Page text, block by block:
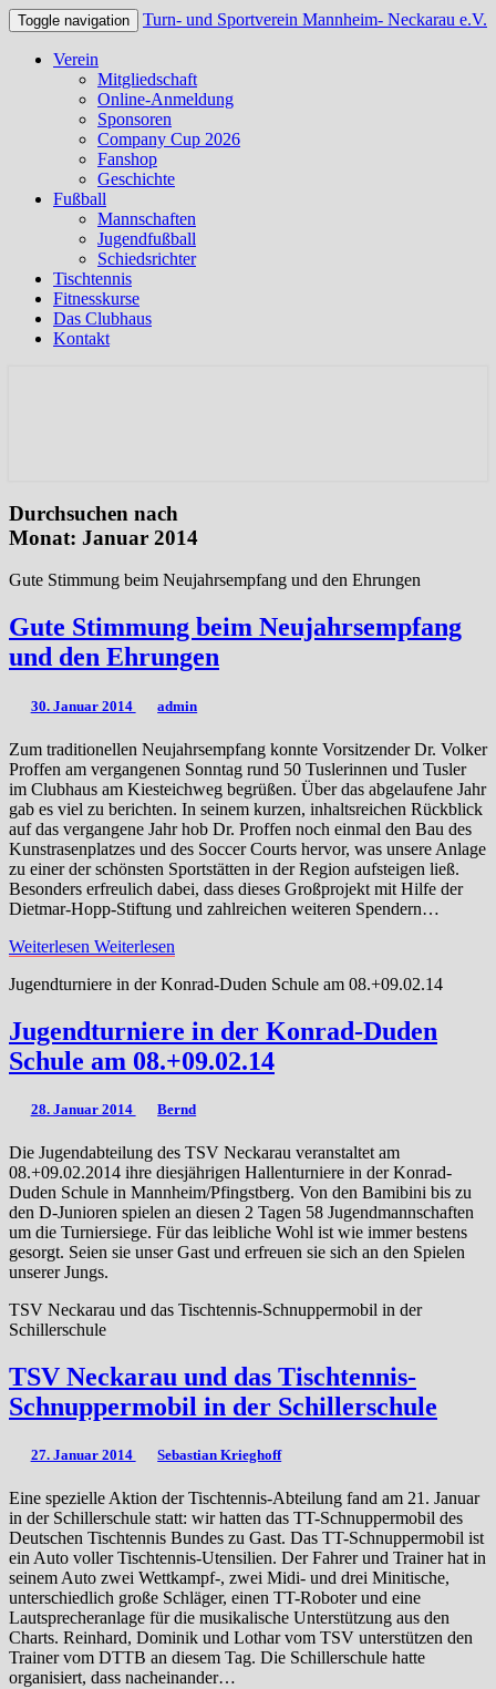
Toggle navigation Turn- und Sportverein Mannheim- Neckarau e.V.
Verein
Mitgliedschaft
Online-Anmeldung
Sponsoren
Company Cup 2026
Fanshop
Geschichte
Fußball
Mannschaften
Jugendfußball
Schiedsrichter
Tischtennis
Fitnesskurse
Das Clubhaus
Kontakt
Durchsuchen nach
Monat: Januar 2014
Gute Stimmung beim Neujahrsempfang und den Ehrungen
Gute Stimmung beim Neujahrsempfang
und den Ehrungen
30. Januar 2014 admin
Zum traditionellen Neujahrsempfang konnte Vorsitzender Dr. Volker
Proffen am vergangenen Sonntag rund 50 Tuslerinnen und Tusler
im Clubhaus am Kiesteichweg begrüßen. Über das abgelaufene Jahr
gab es viel zu berichten. In seinem kurzen, inhaltsreichen Rückblick
auf das vergangene Jahr hob Dr. Proffen noch einmal den Bau des
Kunstrasenplatzes und des Soccer Courts hervor, was unsere Anlage
zu einer der schönsten Sportstätten in der Region aufsteigen ließ.
Besonders erfreulich dabei, dass dieses Großprojekt mit Hilfe der
Dietmar-Hopp-Stiftung und zahlreichen weiteren Spendern…
Weiterlesen Weiterlesen
Jugendturniere in der Konrad-Duden Schule am 08.+09.02.14
Jugendturniere in der Konrad-Duden
Schule am 08.+09.02.14
28. Januar 2014 Bernd
Die Jugendabteilung des TSV Neckarau veranstaltet am
08.+09.02.2014 ihre diesjährigen Hallenturniere in der Konrad-
Duden Schule in Mannheim/Pfingstberg. Von den Bamibini bis zu
den D-Junioren spielen an diesen 2 Tagen 58 Jugendmannschaften
um die Turniersiege. Für das leibliche Wohl ist wie immer bestens
gesorgt. Seien sie unser Gast und erfreuen sie sich an den Spielen
unserer Jungs.
TSV Neckarau und das Tischtennis-Schnuppermobil in der
Schillerschule
TSV Neckarau und das Tischtennis-
Schnuppermobil in der Schillerschule
27. Januar 2014 Sebastian Krieghoff
Eine spezielle Aktion der Tischtennis-Abteilung fand am 21. Januar
in der Schillerschule statt: wir hatten das TT-Schnuppermobil des
Deutschen Tischtennis Bundes zu Gast. Das TT-Schnuppermobil ist
ein Auto voller Tischtennis-Utensilien. Der Fahrer und Trainer hat in
seinem Auto zwei Wettkampf-, zwei Midi- und drei Minitische,
unterschiedlich große Schläger, einen TT-Roboter und eine
Lautsprecheranlage für die musikalische Unterstützung aus den
Charts. Reinhard, Dominik und Lothar vom TSV unterstützen den
Trainer vom DTTB an diesem Tag. Die Schillerschule hatte
organisiert, dass nacheinander…